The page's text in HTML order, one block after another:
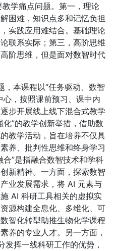
学痛点问题。第一，理论
困难，知识点多和记忆负担
实践应用难结合。基础理论
联系实际；第三，高阶思维
阶思维，但是面对数智时代
，本课程以“任务驱动、数智
心，按照课前预习、课中内
步开展线上线下混合式教学
”的教学创新举措，借助数
教学活动，旨在培养不仅具
养、批判性思维和终身学习
”是指融合数智技术和学科
新精神。一方面，探索数智
业发展需求，将 AI 元素与
AI 科研工具相关的虚拟实
源构建全息化、多维化、可
智化转型助推生物化学课程
养的专业人才。另一方面，
挥一线科研工作的优势，